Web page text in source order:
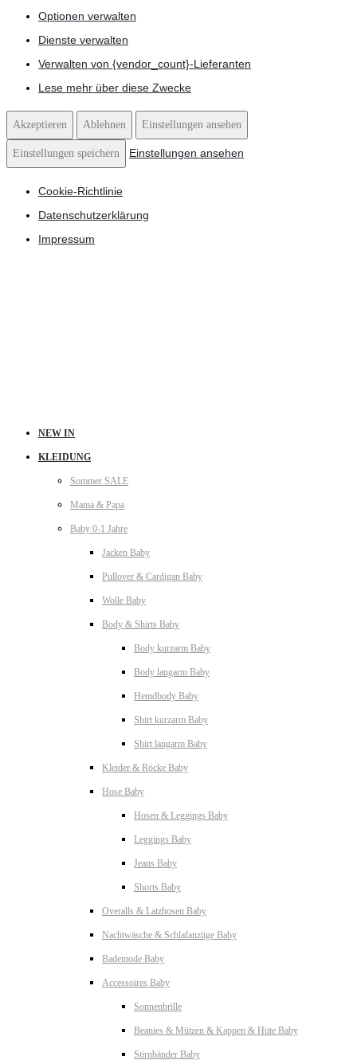
Optionen verwalten
Dienste verwalten
Verwalten von {vendor_count}-Lieferanten
Lese mehr über diese Zwecke
Akzeptieren Ablehnen Einstellungen ansehen
Einstellungen speichern Einstellungen ansehen
Cookie-Richtlinie
Datenschutzerklärung
Impressum
NEW IN
KLEIDUNG
Sommer SALE
Mama & Papa
Baby 0-1 Jahre
Jacken Baby
Pullover & Cardigan Baby
Wolle Baby
Body & Shirts Baby
Body kurzarm Baby
Body langarm Baby
Hemdbody Baby
Shirt kurzarm Baby
Shirt langarm Baby
Kleider & Röcke Baby
Hose Baby
Hosen & Leggings Baby
Leggings Baby
Jeans Baby
Shorts Baby
Overalls & Latzhosen Baby
Nachtwäsche & Schlafanzüge Baby
Bademode Baby
Accessoires Baby
Sonnenbrille
Beanies & Mützen & Kappen & Hüte Baby
Stirnbänder Baby